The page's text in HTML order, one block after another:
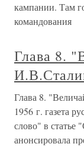
кампании. Там
командования
Глава 8.
Глава 8.
1956 г. газета
слово" в статье
анонсировала